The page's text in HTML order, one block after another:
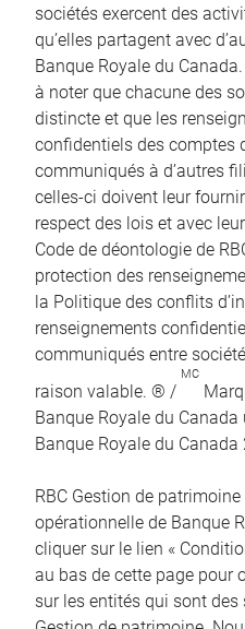
sociétés exercent des
qu’elles partagent avec
Banque Royale du
à noter que chacune des
distincte et que les
confidentiels des comptes
communiqués à d’autres
celles-ci doivent leur
respect des lois et avec
Code de déontologie de
protection des
la Politique des conflits
renseignements
communiqués entre
raison valable. ® /
MC
Banque Royale du
Banque Royale du Canada
RBC Gestion de
opérationnelle de Banque
cliquer sur le lien «
au bas de cette page pour
sur les entités qui sont des